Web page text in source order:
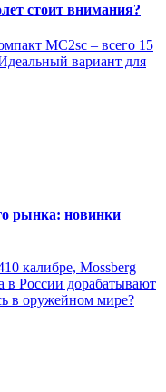
стоит внимания?
MC2sc – всего 15
вариант для
рынка: новинки
калибре, Mossberg
в России дорабатывают
в оружейном мире?